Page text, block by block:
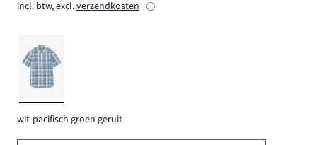
incl. btw, excl.verzendkosten
wit-pacifisch groen geruit